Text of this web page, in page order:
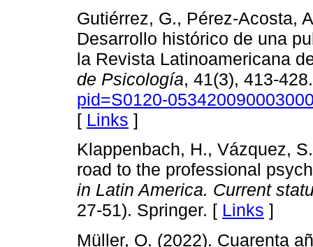
Gutiérrez, G., Pérez-Acosta,
Desarrollo histórico de una
la Revista Latinoamericana
de Psicología, 41(3), 413-
pid=S0120-
[ Links ]
Klappenbach, H., Vázquez,
road to the professional
in Latin America. Current
27-51). Springer. [ Links ]
Müller, O. (2022). Cuarenta